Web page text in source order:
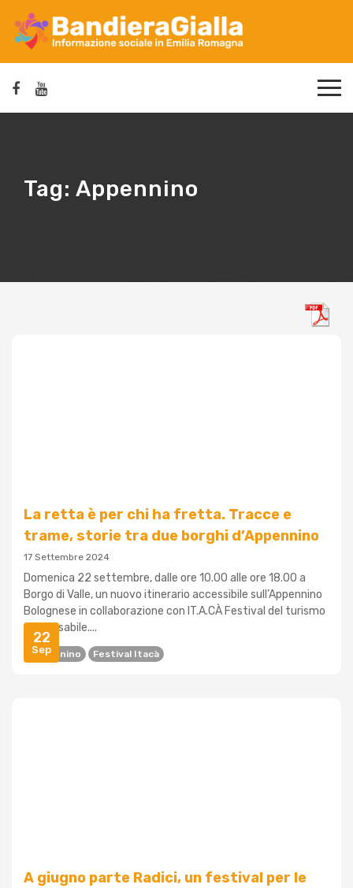
Tag: Appennino
22
Sep
La retta è per chi ha fretta. Tracce e
trame, storie tra due borghi d’Appennino
17 Settembre 2024
Domenica 22 settembre, dalle ore 10.00 alle ore 18.00 a
Borgo di Valle, un nuovo itinerario accessibile sull’Appennino
Bolognese in collaborazione con IT.A.CÀ Festival del turismo
responsabile....
Appennino Festival Itacà
A giugno parte Radici, un festival per le